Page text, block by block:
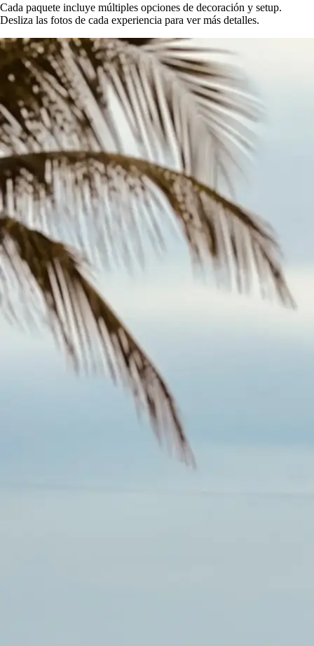
Cada paquete incluye múltiples opciones de decoración y setup.
Desliza las fotos de cada experiencia para ver más detalles.